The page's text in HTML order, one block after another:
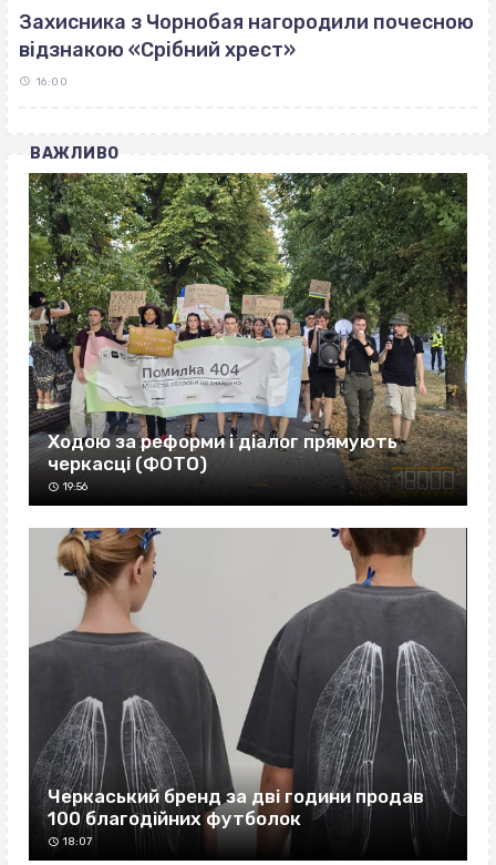
Захисника з Чорнобая нагородили почесною
відзнакою «Срібний хрест»
16:00
ВАЖЛИВО
Ходою за реформи і діалог прямують
черкасці (ФОТО)
19:56
Черкаський бренд за дві години продав
100 благодійних футболок
18:07